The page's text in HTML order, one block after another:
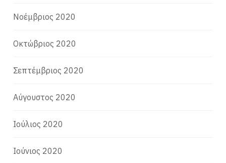
Νοέμβριος 2020
Οκτώβριος 2020
Σεπτέμβριος 2020
Αύγουστος 2020
Ιούλιος 2020
Ιούνιος 2020